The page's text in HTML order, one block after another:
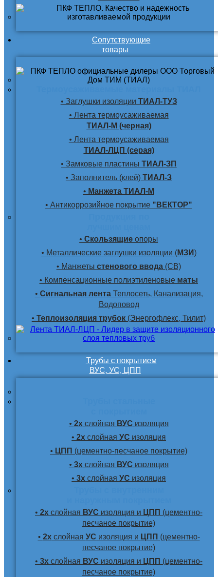
Сопутствующие
товары
• Заглушки изоляции ТИАЛ-ТУЗ
• Лента термоусаживаемая
ТИАЛ-М (черная)
• Лента термоусаживаемая
ТИАЛ-ЛЦП (серая)
• Замковые пластины ТИАЛ-ЗП
• Заполнитель (клей) ТИАЛ-З
• Манжета ТИАЛ-М
• Антикоррозийное покрытие "ВЕКТОР"
• Скользящие опоры
• Металлические заглушки изоляции (МЗИ)
• Манжеты стенового ввода (СВ)
• Компенсационные полиэтиленовые маты
• Сигнальная лентаТеплосеть, Канализация,
Водоповод
• Теплоизоляция трубок (Энергофлекс, Тилит)
Трубы с покрытием
ВУС, УС, ЦПП
• 2хслойная ВУС изоляция
• 2х слойная УС изоляция
• ЦПП (цементно-песчаное покрытие)
• 3хслойная ВУС изоляция
• 3х слойная УС изоляция
• 2х слойная ВУС изоляция и ЦПП (цементно-
песчаное покрытие)
• 2хслойная УС изоляция и ЦПП (цементно-
песчаное покрытие)
• 3х слойная ВУС изоляция и ЦПП (цементно-
песчаное покрытие)